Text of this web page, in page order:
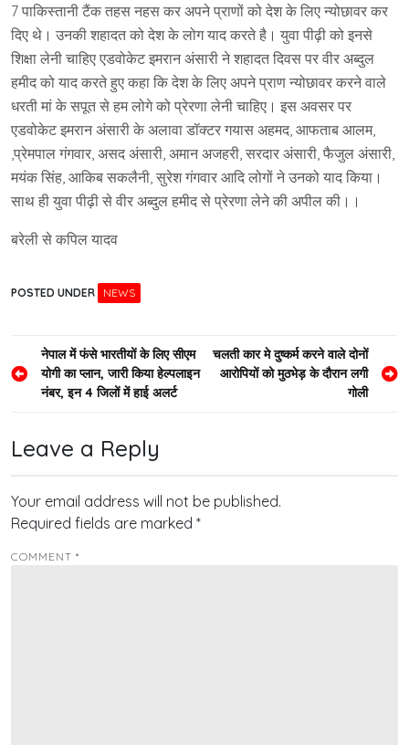
7 पाकिस्तानी टैंक तहस नहस कर अपने प्राणों को देश के लिए न्योछावर कर
दिए थे। उनकी शहादत को देश के लोग याद करते है। युवा पीढ़ी को इनसे
शिक्षा लेनी चाहिए एडवोकेट इमरान अंसारी ने शहादत दिवस पर वीर अब्दुल
हमीद को याद करते हुए कहा कि देश के लिए अपने प्राण न्योछावर करने वाले
धरती मां के सपूत से हम लोगे को प्रेरणा लेनी चाहिए। इस अवसर पर
एडवोकेट इमरान अंसारी के अलावा डॉक्टर गयास अहमद, आफताब आलम,
,प्रेमपाल गंगवार, असद अंसारी, अमान अजहरी, सरदार अंसारी, फैजुल अंसारी,
मयंक सिंह, आकिब सकलैनी, सुरेश गंगवार आदि लोगों ने उनको याद किया।
साथ ही युवा पीढ़ी से वीर अब्दुल हमीद से प्रेरणा लेने की अपील की।।
बरेली से कपिल यादव
POSTED UNDER NEWS
Post
navigation
नेपाल में फंसे भारतीयों के लिए सीएम
योगी का प्लान, जारी किया हेल्पलाइन
नंबर, इन 4 जिलों में हाई अलर्ट
चलती कार मे दुष्कर्म करने वाले दोनों
आरोपियों को मुठभेड़ के दौरान लगी
गोली
Leave a Reply
Your email address will not be published.
Required fields are marked *
COMMENT *